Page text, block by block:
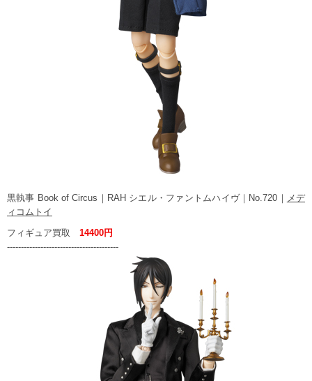
黒執事 Book of Circus｜RAH シエル・ファントムハイヴ｜No.720｜ メデ
ィコムトイ
フィギュア買取 14400円
----------------------------------------